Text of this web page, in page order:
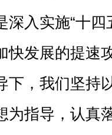
深入实施“十
快发展的提速
下，我们坚持
为指导，认真